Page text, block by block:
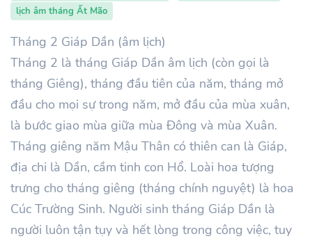
lịch âm tháng Ất Mão
Tháng 2 Giáp Dần (âm lịch)
Tháng 2 là tháng Giáp Dần âm lịch (còn gọi là
tháng Giêng), tháng đầu tiên của năm, tháng mở
đầu cho mọi sự trong năm, mở đầu của mùa xuân,
là bước giao mùa giữa mùa Đông và mùa Xuân.
Tháng giêng năm Mậu Thân có thiên can là Giáp,
địa chi là Dần, cầm tinh con Hổ. Loài hoa tượng
trưng cho tháng giêng (tháng chính nguyệt) là hoa
Cúc Trường Sinh. Người sinh tháng Giáp Dần là
người luôn tận tụy và hết lòng trong công việc, tuy